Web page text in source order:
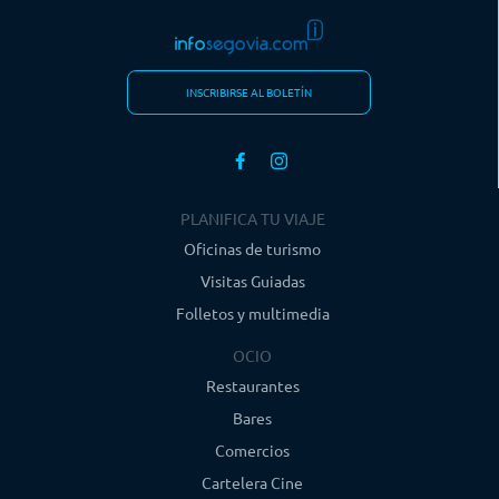
INSCRIBIRSE AL BOLETÍN
PLANIFICA TU VIAJE
Oficinas de turismo
Visitas Guiadas
Folletos y multimedia
OCIO
Restaurantes
Bares
Comercios
Cartelera Cine